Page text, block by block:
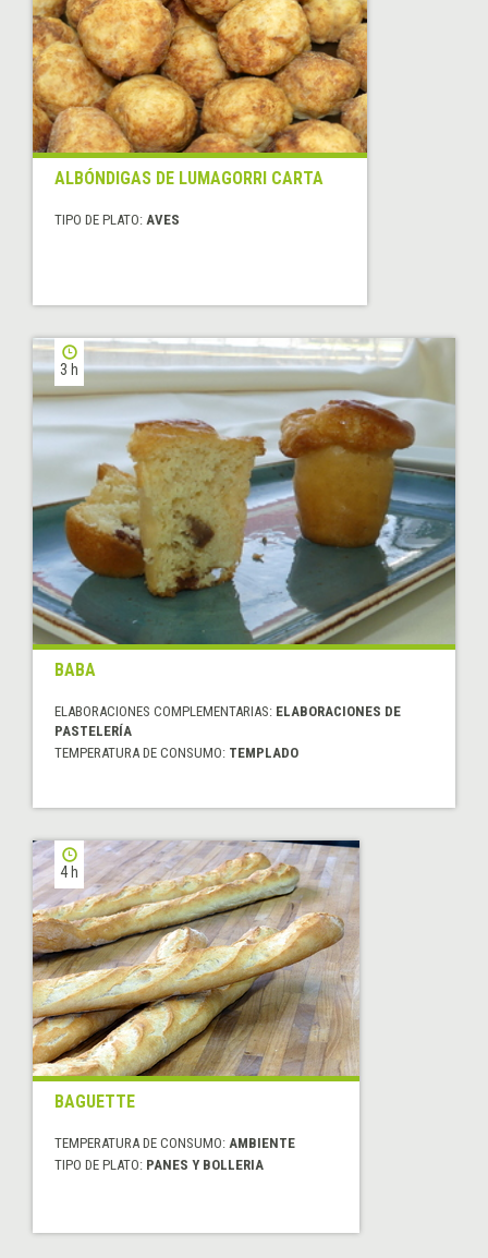
ALBÓNDIGAS DE LUMAGORRI CARTA
TIPO DE PLATO: AVES
3 h
BABA
ELABORACIONES COMPLEMENTARIAS: ELABORACIONES DE
PASTELERÍA
TEMPERATURA DE CONSUMO: TEMPLADO
4 h
BAGUETTE
TEMPERATURA DE CONSUMO: AMBIENTE
TIPO DE PLATO: PANES Y BOLLERIA